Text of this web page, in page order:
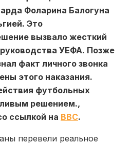
Фоларина Балогуна
Это
вызвало жесткий
УЕФА. Позже
факт личного звонка
этого наказания.
футбольных
решением.,
ссылкой на BBC.
перевели реальное